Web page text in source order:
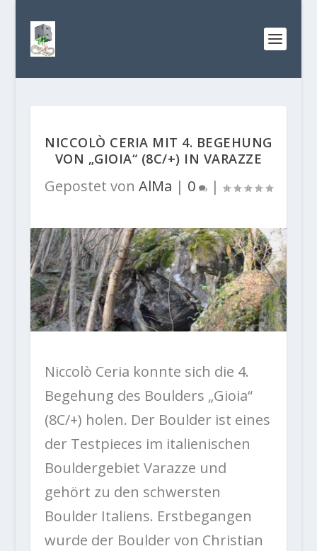
NICCOLÒ CERIA MIT 4. BEGEHUNG
VON „GIOIA“ (8C/+) IN VARAZZE
Gepostet von AlMa | 0 |
Niccolò Ceria konnte sich die 4.
Begehung des Boulders „Gioia“
(8C/+) holen. Der Boulder ist eines
der Testpieces im italienischen
Bouldergebiet Varazze und
gehört zu den schwersten
Boulder Italiens. Erstbegangen
wurde der Boulder von Christian